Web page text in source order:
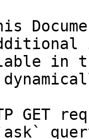
in
GET